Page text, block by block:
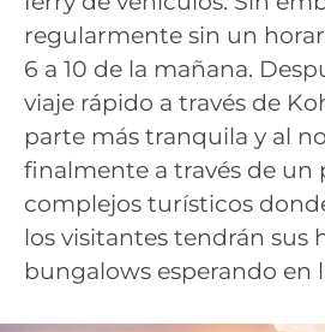
regularmente sin un
6 a 10 de la mañana.
viaje rápido a través de
parte más tranquila y al
finalmente a través de un
complejos turísticos
los visitantes tendrán sus
bungalows esperando en